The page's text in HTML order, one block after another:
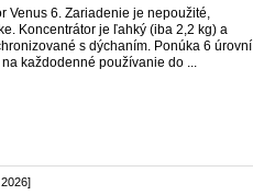
Venus 6. Zariadenie je nepoužité,
Koncentrátor je ľahký (iba 2,2 kg) a
s dýchaním. Ponúka 6 úrovní
každodenné používanie do ...